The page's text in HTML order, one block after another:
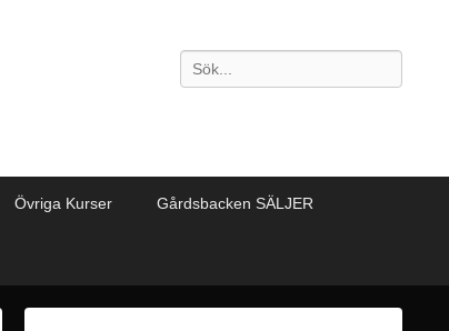
Sök
Övriga Kurser Gårdsbacken SÄLJER